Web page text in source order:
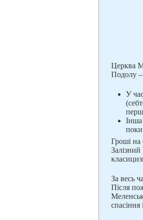
Церква
Подолу –
У
Інша
Гроші на
За весь
Після
спасіння